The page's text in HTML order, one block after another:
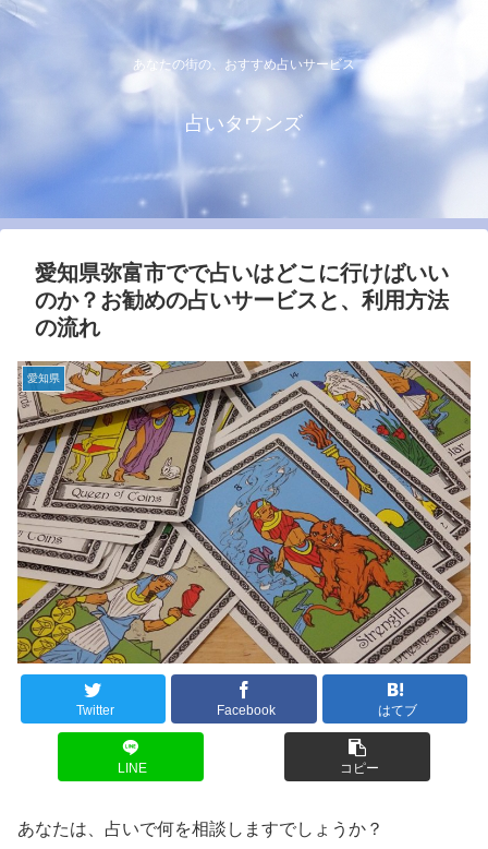
あなたの街の、おすすめ占いサービス
占いタウンズ
愛知県弥富市でで占いはどこに行けばいい
のか？お勧めの占いサービスと、利用方法
の流れ
愛知県
Twitter Facebook はてブ
LINE コピー
あなたは、占いで何を相談しますでしょうか？